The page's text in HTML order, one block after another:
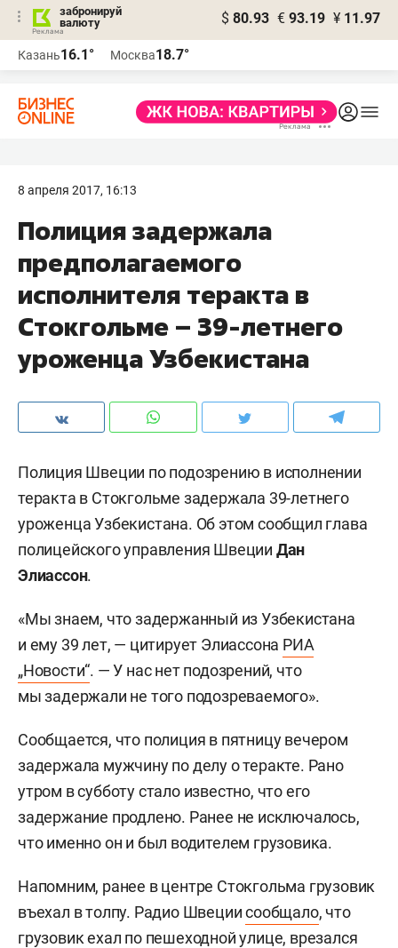
забронируй
валюту
$ 80.93 € 93.19 ¥ 11.97
Казань16.1° Москва18.7°
8 апреля 2017, 16:13
Полиция задержала
предполагаемого
исполнителя теракта в
Стокгольме – 39-летнего
уроженца Узбекистана
Полиция Швеции по подозрению в исполнении
теракта в Стокгольме задержала 39-летнего
уроженца Узбекистана. Об этом сообщил глава
полицейского управления Швеции Дан
Элиассон.
«Мы знаем, что задержанный из Узбекистана
и ему 39 лет, — цитирует Элиассона РИА
„Новости“. — У нас нет подозрений, что
мы задержали не того подозреваемого».
Сообщается, что полиция в пятницу вечером
задержала мужчину по делу о теракте. Рано
утром в субботу стало известно, что его
задержание продлено. Ранее не исключалось,
что именно он и был водителем грузовика.
Напомним, ранее в центре Стокгольма грузовик
въехал в толпу. Радио Швециисообщало, что
грузовик ехал по пешеходной улице, врезался